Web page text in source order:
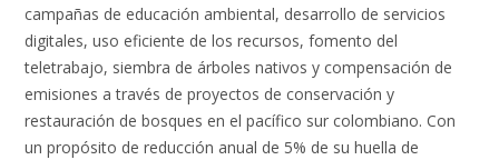
campañas de educación ambiental, desarrollo de servicios
digitales, uso eficiente de los recursos, fomento del
teletrabajo, siembra de árboles nativos y compensación de
emisiones a través de proyectos de conservación y
restauración de bosques en el pacífico sur colombiano. Con
un propósito de reducción anual de 5% de su huella de